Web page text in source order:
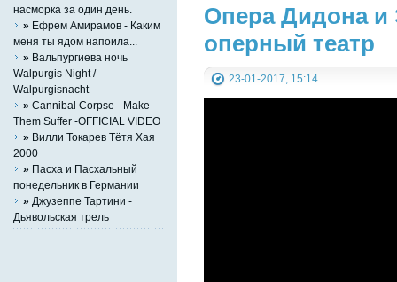
Опера Дидона и
оперный театр
23-01-2017, 15:14
насморка за один день.
» Ефрем Амирамов - Каким
меня ты ядом напоила...
» Вальпургиева ночь
Walpurgis Night /
Walpurgisnacht
» Cannibal Corpse - Make
Them Suffer -OFFICIAL VIDEO
» Вилли Токарев Тётя Хая
2000
» Пасха и Пасхальный
понедельник в Германии
» Джузеппе Тартини -
Дьявольская трель